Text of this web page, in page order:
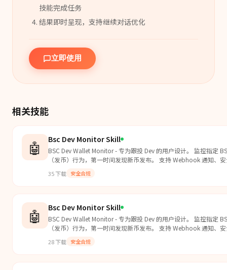
技能完成任务
结果即时呈现，支持继续对话优化
立即使用
相关技能
🤖 Bsc Dev Monitor Skill
BSC Dev Wallet Monitor - 专为跟投 Dev 的用户设计。 监控指定
（发币）行为，第一时间发现新币发布。 支持 Webhook 通知、
35下载 安全合规
🤖 Bsc Dev Monitor Skill
BSC Dev Wallet Monitor - 专为跟投 Dev 的用户设计。 监控指定
（发币）行为，第一时间发现新币发布。 支持 Webhook 通知、
28下载 安全合规